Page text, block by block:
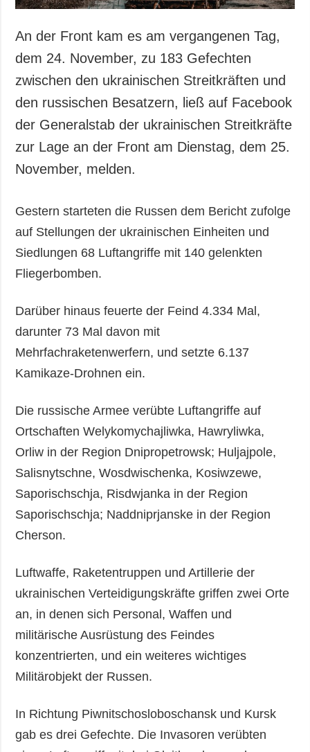
An der Front kam es am vergangenen Tag,
dem 24. November, zu 183 Gefechten
zwischen den ukrainischen Streitkräften und
den russischen Besatzern, ließ auf Facebook
der Generalstab der ukrainischen Streitkräfte
zur Lage an der Front am Dienstag, dem 25.
November, melden.
Gestern starteten die Russen dem Bericht zufolge
auf Stellungen der ukrainischen Einheiten und
Siedlungen 68 Luftangriffe mit 140 gelenkten
Fliegerbomben.
Darüber hinaus feuerte der Feind 4.334 Mal,
darunter 73 Mal davon mit
Mehrfachraketenwerfern, und setzte 6.137
Kamikaze-Drohnen ein.
Die russische Armee verübte Luftangriffe auf
Ortschaften Welykomychajliwka, Hawryliwka,
Orliw in der Region Dnipropetrowsk; Huljajpole,
Salisnytschne, Wosdwischenka, Kosiwzewe,
Saporischschja, Risdwjanka in der Region
Saporischschja; Naddniprjanske in der Region
Cherson.
Luftwaffe, Raketentruppen und Artillerie der
ukrainischen Verteidigungskräfte griffen zwei Orte
an, in denen sich Personal, Waffen und
militärische Ausrüstung des Feindes
konzentrierten, und ein weiteres wichtiges
Militärobjekt der Russen.
In Richtung Piwnitschosloboschansk und Kursk
gab es drei Gefechte. Die Invasoren verübten